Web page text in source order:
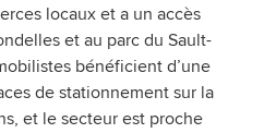
locaux et a un accès
et au parc du Sault-
bénéficient d’une
de stationnement sur la
et le secteur est proche